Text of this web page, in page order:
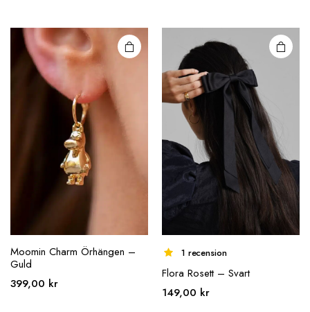
var:
149,00 kr. 50,00 kr.
Moomin Charm Örhängen –
Guld
399,00 kr
1 recension
Flora Rosett – Svart
149,00 kr